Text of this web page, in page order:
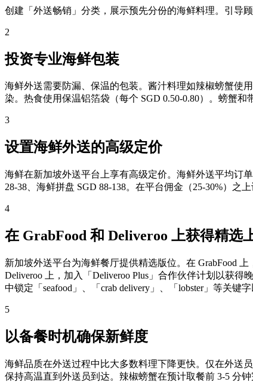
创建「外送畅销」分类，展示预先分份的海鲜料理。引导
2
投资专业海鲜包装
海鲜外送需要防漏、保温的包装。酱汁料理如辣椒螃蟹使
染。热食使用保温铝箔袋（每个 SGD 0.50-0.80）。螃蟹
3
设置海鲜外送的高级定价
海鲜在新加坡外送平台上享有高级定价。海鲜外送平均订
28-38、海鲜拼盘 SGD 88-138。在平台佣金（25-30%）
4
在 GrabFood 和 Deliveroo 上获得精选
新加坡外送平台为海鲜餐厅提供精选版位。在 GrabFood
Deliveroo 上，加入「Deliveroo Plus」合作伙伴计划以获
中锁定「seafood」、「crab delivery」、「lobster」等关键
5
以备餐时机确保新鲜度
海鲜品质在外送过程中比大多数料理下降更快。仅在外送
保持高温直到外送员到达。辣椒螃蟹在预计取餐前 3-5 分